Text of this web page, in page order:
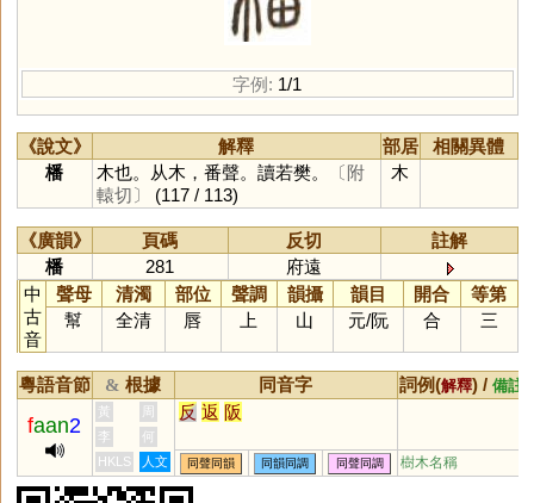
字例: 1/1
《說文》 解釋 部居
相關異體
橎
木也。从木，番聲。讀若樊。
〔附
轅切〕
(117 / 113)
木
《廣韻》 頁碼 反切
註解
橎
281
府遠
中
古
音
聲母 清濁 部位 聲調 韻攝 韻目 開合
等第
幫
全清 唇 上 山 元/阮 合 三
粵語音節 & 根據 同音字 詞例(解釋) / 備註
faan2
黃 周 反 返 阪
李
何
HKLS
人文 同聲同韻 同韻同調 同聲同調 樹木名稱